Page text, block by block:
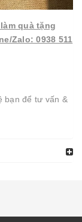
quà tặng
Zalo: 0938 511
bạn để tư vấn &